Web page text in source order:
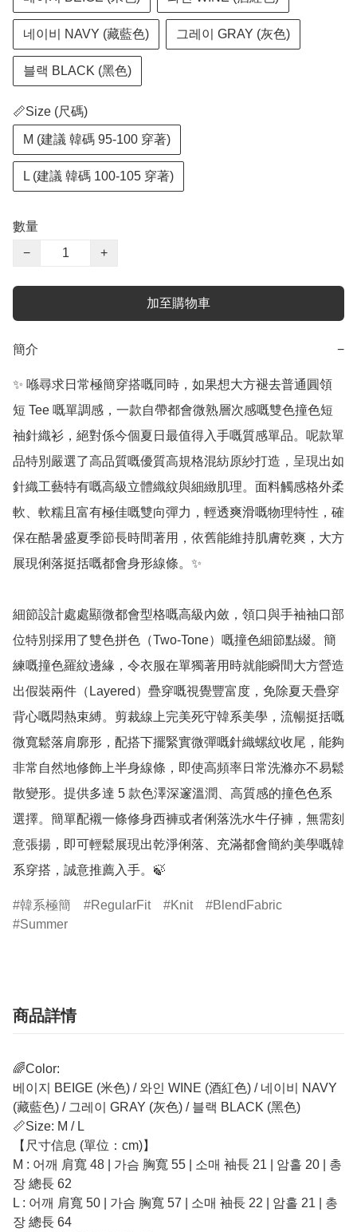
네이비 NAVY (藏藍色) 그레이 GRAY (灰色)
블랙 BLACK (黑色)
📏Size (尺碼)
M (建議 韓碼 95-100 穿著)
L (建議 韓碼 100-105 穿著)
數量
−
+
加至購物車
簡介 −
✨ 喺尋求日常極簡穿搭嘅同時，如果想大方褪去普通圓領
短 Tee 嘅單調感，一款自帶都會微熟層次感嘅雙色撞色短
袖針織衫，絕對係今個夏日最值得入手嘅質感單品。呢款單
品特別嚴選了高品質嘅優質高規格混紡原紗打造，呈現出如
針織工藝特有嘅高級立體織紋與細緻肌理。面料觸感格外柔
軟、軟糯且富有極佳嘅雙向彈力，輕透爽滑嘅物理特性，確
保在酷暑盛夏季節長時間著用，依舊能維持肌膚乾爽，大方
展現俐落挺括嘅都會身形線條。✨
細節設計處處顯微都會型格嘅高級內斂，領口與手袖袖口部
位特別採用了雙色拼色（Two-Tone）嘅撞色細節點綴。簡
練嘅撞色羅紋邊緣，令衣服在單獨著用時就能瞬間大方營造
出假裝兩件（Layered）疊穿嘅視覺豐富度，免除夏天疊穿
背心嘅悶熱束縛。剪裁線上完美死守韓系美學，流暢挺括嘅
微寬鬆落肩廓形，配搭下擺緊實微彈嘅針織螺紋收尾，能夠
非常自然地修飾上半身線條，即使高頻率日常洗滌亦不易鬆
散變形。提供多達 5 款色澤深邃溫潤、高質感的撞色色系
選擇。簡單配襯一條修身西褲或者俐落洗水牛仔褲，無需刻
意張揚，即可輕鬆展現出乾淨俐落、充滿都會簡約美學嘅韓
系穿搭，誠意推薦入手。🍃
韓系極簡 RegularFit Knit
BlendFabric
Summer
商品詳情
🌈Color:
베이지 BEIGE (米色) / 와인 WINE (酒紅色) / 네이비 NAVY
(藏藍色) / 그레이 GRAY (灰色) / 블랙 BLACK (黑色)
📏Size: M / L
【尺寸信息 (單位：cm)】
M : 어깨 肩寬 48 | 가슴 胸寬 55 | 소매 袖長 21 | 암홀 20 | 총
장 總長 62
L : 어깨 肩寬 50 | 가슴 胸寬 57 | 소매 袖長 22 | 암홀 21 | 총
장 總長 64